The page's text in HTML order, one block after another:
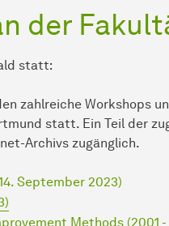
der
statt:
zahlreiche Workshops
statt. Ein Teil der
Archivs zugänglich.
September 2023)
Methods (2001 -